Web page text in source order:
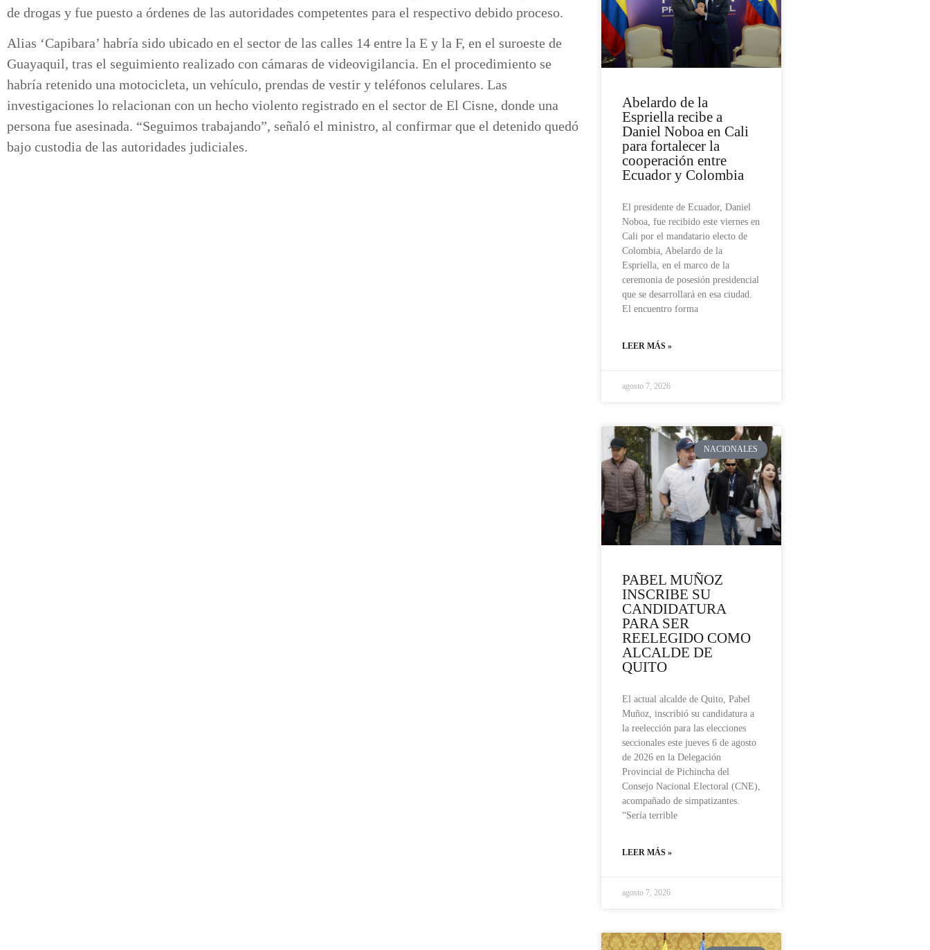
de drogas y fue puesto a órdenes de las autoridades competentes para el respectivo debido proceso.
Alias ‘Capibara’ habría sido ubicado en el sector de las calles 14 entre la E y la F, en el suroeste de
Guayaquil, tras el seguimiento realizado con cámaras de videovigilancia. En el procedimiento se
habría retenido una motocicleta, un vehículo, prendas de vestir y teléfonos celulares. Las
investigaciones lo relacionan con un hecho violento registrado en el sector de El Cisne, donde una
persona fue asesinada. “Seguimos trabajando”, señaló el ministro, al confirmar que el detenido quedó
bajo custodia de las autoridades judiciales.
Abelardo de la
Espriella recibe a
Daniel Noboa en Cali
para fortalecer la
cooperación entre
Ecuador y Colombia
El presidente de Ecuador, Daniel
Noboa, fue recibido este viernes en
Cali por el mandatario electo de
Colombia, Abelardo de la
Espriella, en el marco de la
ceremonia de posesión presidencial
que se desarrollará en esa ciudad.
El encuentro forma
LEER MÁS »
agosto 7, 2026
NACIONALES
PABEL MUÑOZ
INSCRIBE SU
CANDIDATURA
PARA SER
REELEGIDO COMO
ALCALDE DE
QUITO
El actual alcalde de Quito, Pabel
Muñoz, inscribió su candidatura a
la reelección para las elecciones
seccionales este jueves 6 de agosto
de 2026 en la Delegación
Provincial de Pichincha del
Consejo Nacional Electoral (CNE),
acompañado de simpatizantes.
“Sería terrible
LEER MÁS »
agosto 7, 2026